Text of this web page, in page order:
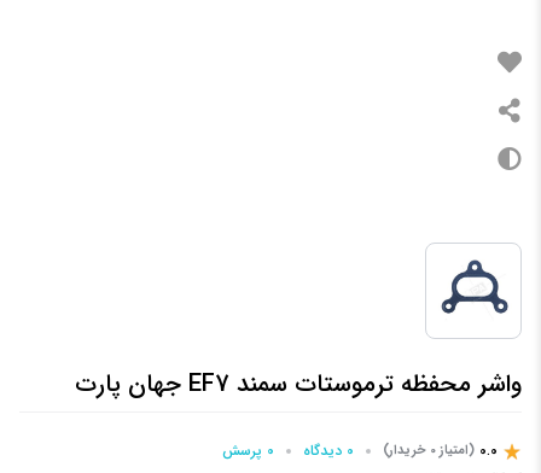
واشر محفظه ترموستات سمند EF7 جهان پارت
0.0 (امتیاز 0 خریدار) 0 دیدگاه 0 پرسش‌